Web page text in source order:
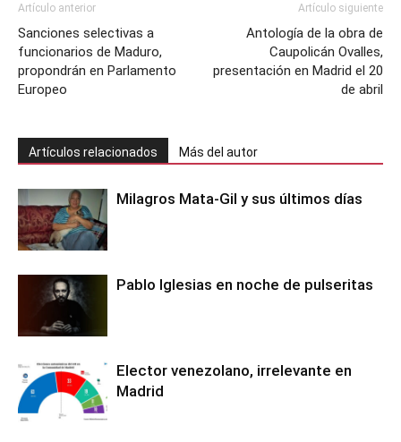
Artículo anterior
Sanciones selectivas a
funcionarios de Maduro,
propondrán en Parlamento
Europeo
Artículo siguiente
Antología de la obra de
Caupolicán Ovalles,
presentación en Madrid el 20
de abril
Artículos relacionados Más del autor
Milagros Mata-Gil y sus últimos días
Pablo Iglesias en noche de pulseritas
Elector venezolano, irrelevante en
Madrid